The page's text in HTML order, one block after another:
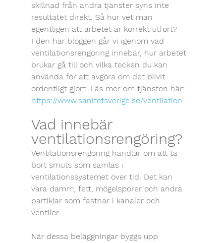
skillnad från andra tjänster syns inte
resultatet direkt. Så hur vet man
egentligen att arbetet är korrekt utfört?
I den här bloggen går vi igenom vad
ventilationsrengöring innebär, hur arbetet
brukar gå till och vilka tecken du kan
använda för att avgöra om det blivit
ordentligt gjort. Läs mer om tjänsten här:
https://www.sanitetsverige.se/ventilation
Vad innebär
ventilationsrengöring?
Ventilationsrengöring handlar om att ta
bort smuts som samlas i
ventilationssystemet över tid. Det kan
vara damm, fett, mögelsporer och andra
partiklar som fastnar i kanaler och
ventiler.
När dessa beläggningar byggs upp